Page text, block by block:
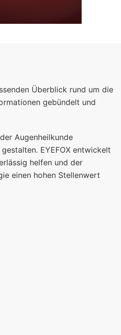
Überblick rund um die
gebündelt und
Augenheilkunde
EYEFOX entwickelt
helfen und der
einen hohen Stellenwert